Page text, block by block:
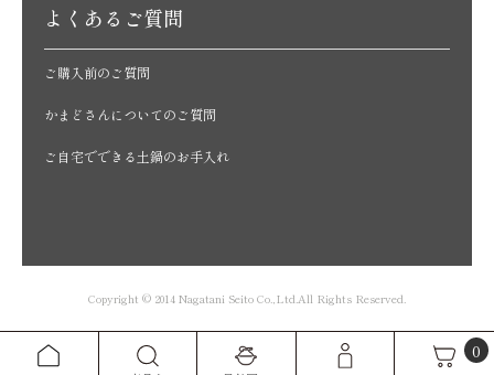
0
よくあるご質問
ご購入前のご質問
かまどさんについてのご質問
ご自宅でできる土鍋のお手入れ
Copyright © 2014 Nagatani Seito Co.,Ltd.All Rights Reserved.